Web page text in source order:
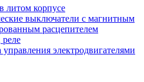
литом корпусе
выключатели с магнитным
расцепителем
реле
управления электродвигателями